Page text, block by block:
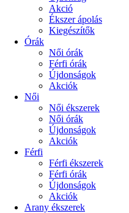
Akció
Ékszer ápolás
Kiegészítők
Órák
Női órák
Férfi órák
Újdonságok
Akciók
Női
Női ékszerek
Női órák
Újdonságok
Akciók
Férfi
Férfi ékszerek
Férfi órák
Újdonságok
Akciók
Arany ékszerek